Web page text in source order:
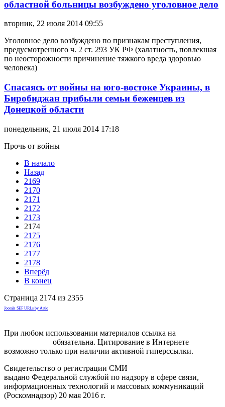
областной больницы возбуждено уголовное дело
вторник, 22 июля 2014 09:55
Уголовное дело возбуждено по признакам преступления,
предусмотренного ч. 2 ст. 293 УК РФ (халатность, повлекшая
по неосторожности причинение тяжкого вреда здоровью
человека)
Спасаясь от войны на юго-востоке Украины, в
Биробиджан прибыли семьи беженцев из
Донецкой области
понедельник, 21 июля 2014 17:18
Прочь от войны
В начало
Назад
2169
2170
2171
2172
2173
2174
2175
2176
2177
2178
Вперёд
В конец
Страница 2174 из 2355
Joomla SEF URLs by Artio
При любом использовании материалов ссылка на
обязательна. Цитирование в Интернете
возможно только при наличии активной гиперссылки.
Свидетельство о регистрации СМИ
выдано Федеральной службой по надзору в сфере связи,
информационных технологий и массовых коммуникаций
(Роскомнадзор) 20 мая 2016 г.